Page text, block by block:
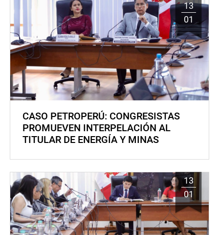
13
01
CASO PETROPERÚ: CONGRESISTAS
PROMUEVEN INTERPELACIÓN AL
TITULAR DE ENERGÍA Y MINAS
13
01